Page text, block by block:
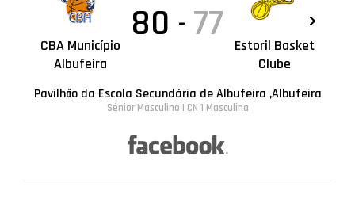
CBA Município
Albufeira
80 - 77
Estoril Basket
Clube
Pavilhão da Escola Secundária de Albufeira ,Albufeira
Sénior Masculino | CN 1 Masculina